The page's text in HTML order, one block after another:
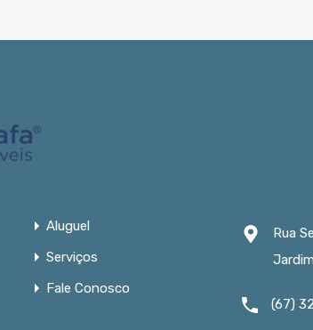
Aluguel
Serviços
Fale Conosco
Rua
(67)